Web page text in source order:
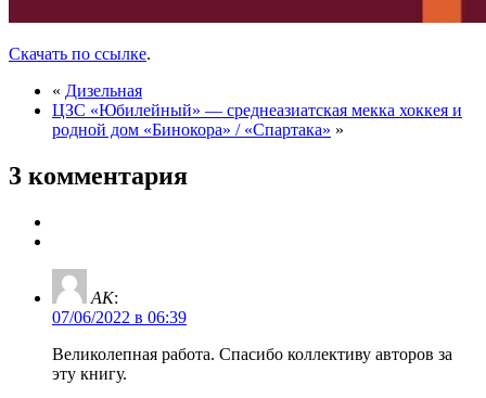
Скачать по ссылке.
« Дизельная
ЦЗС «Юбилейный» — среднеазиатская мекка хоккея и
родной дом «Бинокора» / «Спартака» »
3 комментария
AK:
07/06/2022 в 06:39
Великолепная работа. Спасибо коллективу авторов за
эту книгу.